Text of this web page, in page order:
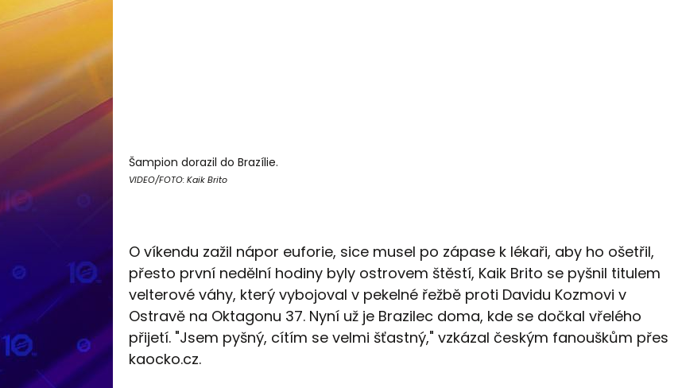
Šampion dorazil do Brazílie.
VIDEO/FOTO: Kaik Brito
O víkendu zažil nápor euforie, sice musel po zápase k lékaři, aby ho ošetřil,
přesto první nedělní hodiny byly ostrovem štěstí, Kaik Brito se pyšnil titulem
velterové váhy, který vybojoval v pekelné řežbě proti Davidu Kozmovi v
Ostravě na Oktagonu 37. Nyní už je Brazilec doma, kde se dočkal vřelého
přijetí. "Jsem pyšný, cítím se velmi šťastný," vzkázal českým fanouškům přes
kaocko.cz.